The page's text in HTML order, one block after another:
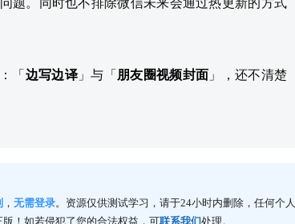
题。同时也不排除微信未来会通过热更新的方式
「 边写边译 」与「 朋友圈视频封面 」，还不清楚
， 无需登录。资源仅供测试学习，请于24小时内删除，任何个人
！如若侵犯了您的合法权益，可联系我们处理。